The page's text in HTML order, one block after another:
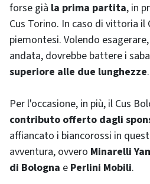
forse già la prima partita, in
Cus Torino. In caso di vittoria il
piemontesi. Volendo
andata, dovrebbe battere i
superiore alle due lunghezze.
Per l'occasione, in più, il Cus
contributo offerto dagli
affiancato i biancorossi in
avventura, ovvero Minarelli
di Bologna e Perlini Mobili.